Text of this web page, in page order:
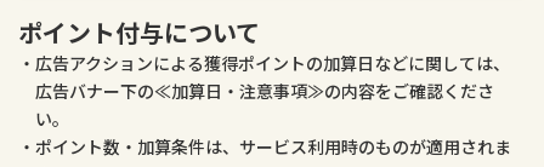
ポイント付与について
広告アクションによる獲得ポイントの加算日などに関しては、
広告バナー下の≪加算日・注意事項≫の内容をご確認くださ
い。
ポイント数・加算条件は、サービス利用時のものが適用されま